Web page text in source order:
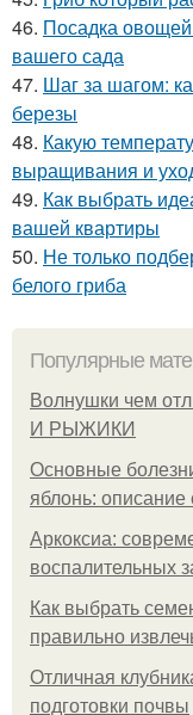
46. Посадка
вашего сада
47. Шаг за шагом:
березы
48. Какую
выращивания и
49. Как выбрать
вашей квартиры
50. Не только
белого гриба
Популярные
Волнушки чем
И РЫЖИКИ
Основные
яблонь:
Аркоксиа:
воспалительных
Как выбрать
правильно
Отличная
подготовки почвы